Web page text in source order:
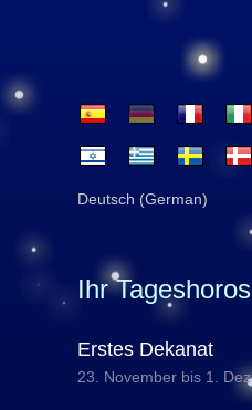
Deutsch (German)
Ihr
Erstes Dekanat
23. November bis 1.